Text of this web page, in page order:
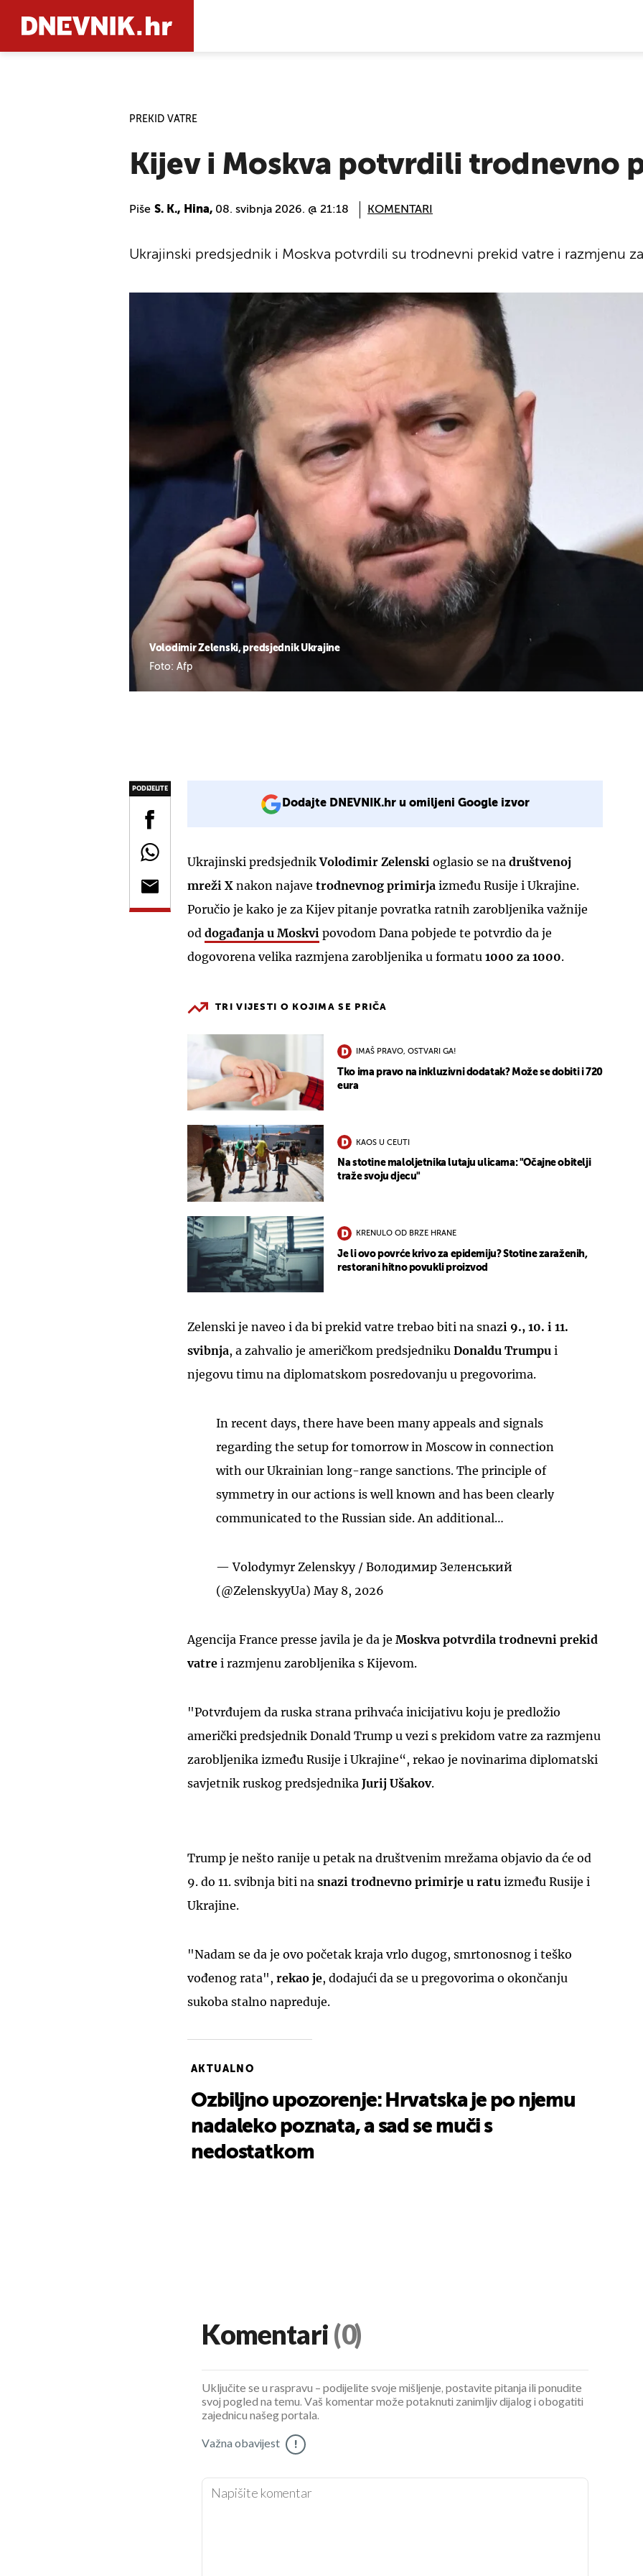
PREKID VATRE
Kijev i Moskva potvrdili trodnevno
Piše S. K., Hina, 08. svibnja 2026. @ 21:18 KOMENTARI
Volodimir Zelenski, predsjednik Ukrajine
Foto: Afp
Ukrajinski predsjednik i Moskva potvrdili su trodnevni prekid vatre i razmjenu
PODIJELITE
Dodajte DNEVNIK.hr u omiljeni Google izvor
Ukrajinski predsjednikVolodimir Zelenski oglasio se na društvenoj
mreži X nakon najave trodnevnog primirja između Rusije i Ukrajine.
Poručio je kako je za Kijev pitanje povratka ratnih zarobljenika važnije
od događanja u Moskvi povodom Dana pobjede te potvrdio da je
dogovorena velika razmjena zarobljenika u formatu 1000 za 1000.
TRI VIJESTI O KOJIMA SE PRIČA
IMAŠ PRAVO, OSTVARI GA!
Tko ima pravo na inkluzivni dodatak? Može se dobiti i 720
eura
KAOS U CEUTI
Na stotine maloljetnika lutaju ulicama: "Očajne obitelji
traže svoju djecu"
KRENULO OD BRZE HRANE
Je li ovo povrće krivo za epidemiju? Stotine zaraženih,
restorani hitno povukli proizvod
Zelenski je naveo i da bi prekid vatre trebao biti na snazi 9., 10. i 11.
svibnja, a zahvalio je američkom predsjedniku Donaldu Trumpu i
njegovu timu na diplomatskom posredovanju u pregovorima.
In recent days, there have been many appeals and signals
regarding the setup for tomorrow in Moscow in connection
with our Ukrainian long-range sanctions. The principle of
symmetry in our actions is well known and has been clearly
communicated to the Russian side. An additional…
— Volodymyr Zelenskyy / Володимир Зеленський
(@ZelenskyyUa) May 8, 2026
Agencija France presse javila je da je Moskva potvrdila trodnevni prekid
vatre i razmjenu zarobljenika s Kijevom.
"Potvrđujem da ruska strana prihvaća inicijativu koju je predložio
američki predsjednik Donald Trump u vezi s prekidom vatre za razmjenu
zarobljenika između Rusije i Ukrajine“, rekao je novinarima diplomatski
savjetnik ruskog predsjednika Jurij Ušakov.
Trump je nešto ranije u petak na društvenim mrežama objavio da će od
9. do 11. svibnja biti na snazi ​​trodnevno primirje u ratu između Rusije i
Ukrajine.
"Nadam se da je ovo početak kraja vrlo dugog, smrtonosnog i teško
vođenog rata", rekao je, dodajući da se u pregovorima o okončanju
sukoba stalno napreduje.
AKTUALNO
Ozbiljno upozorenje: Hrvatska je po njemu
nadaleko poznata, a sad se muči s
nedostatkom
Komentari (0)
Uključite se u raspravu – podijelite svoje mišljenje, postavite pitanja ili ponudite
svoj pogled na temu. Vaš komentar može potaknuti zanimljiv dijalog i obogatiti
zajednicu našeg portala.
Važna obavijest !
UKLJUČITE NOTIFIKACIJE